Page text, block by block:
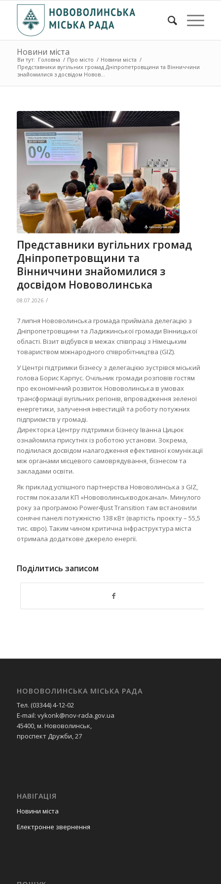
Новини міста
Ви тут: Головна / Про місто / Новини міста /
Представники вугільних громад Дніпропетровщини та Вінниччини
знайомилися з досвідом Новов...
Представники вугільних громад
Дніпропетровщини та
Вінниччини знайомилися з
досвідом Нововолинська
08.07.2026 /
7 липня Нововолинська громада приймала делегацію з
Дніпропетровщини та Ладижинської громади Вінницької
області. Візит відбувся в межах співпраці з Німецьким
товариством міжнародного співробітництва (GIZ).
У Центрі підтримки бізнесу з делегацією зустрівся міський
голова Борис Карпус. Очільник громади розповів гостям
про економічний розвиток Нововолинська в умовах
трансформації вугільних регіонів, впровадження зеленої
енергетики, залучення інвестицій та роботу потужних
підприємств у громаді.
Директорка Центру підтримки бізнесу Іванна Цицюк
ознайомила присутніх із роботою установи. Зокрема,
поділилася досвідом налагодження ефективної комунікації
між органами місцевого самоврядування, бізнесом та
закладами освіти.
Як приклад успішного партнерства Нововолинська з GIZ,
гостям показали КП «Нововолинськводоканал». Минулого
року за програмою Power4Just Transition там встановили
сонячні панелі потужністю 138 кВт (вартість проєкту – 55,5
тис. євро). Таким чином критична інфраструктура міста
отримала додаткове джерело енергії.
Поділитись записом
НОВОВОЛИНСЬКА МІСЬКА РАДА
Тел. (03344) 4-12-02
E-mail: vykonk@nov-rada.gov.ua
45400, м. Нововолинськ,
проспект Дружби, 27
НАВІГАЦІЯ
Новини міста
Електронне звернення